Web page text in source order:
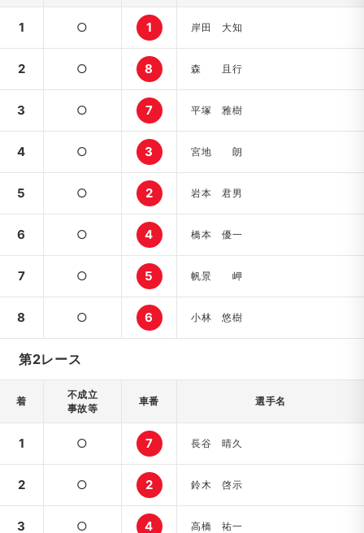
1 ○ 1 岸田 大知
2 ○ 8 森 且行
3 ○ 7 平塚 雅樹
4 ○ 3 宮地 朗
5 ○ 2 岩本 君男
6 ○ 4 橋本 優一
7 ○ 5 帆景 岬
8 ○ 6 小林 悠樹
第2レース
着
不成立
事故等
車番 選手名
1 ○ 7 長谷 晴久
2 ○ 2 鈴木 啓示
3 ○ 4 高橋 祐一